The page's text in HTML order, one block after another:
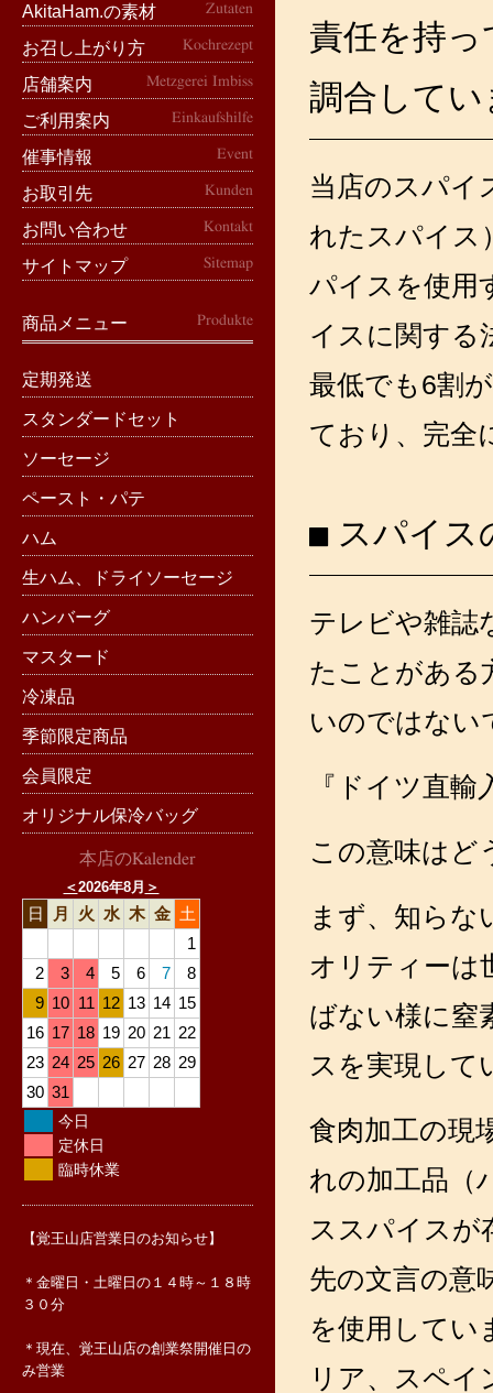
AkitaHam.の素材 Zutaten
お召し上がり方 Kochrezept
店舗案内 Metzgerei Imbiss
ご利用案内 Einkaufshilfe
催事情報 Event
お取引先 Kunden
お問い合わせ Kontakt
サイトマップ Sitemap
商品メニュー Produkte
定期発送
スタンダードセット
ソーセージ
ペースト・パテ
ハム
生ハム、ドライソーセージ
ハンバーグ
マスタード
冷凍品
季節限定商品
会員限定
オリジナル保冷バッグ
本店のKalender
＜2026年8月 ＞
日 月 火 水 木 金 土
1
2
3 4 5 6 7
8
9 10 11 12 13 14 15
16 17 18 19 20 21 22
23 24 25 26 27 28 29
30 31
今日
定休日
臨時休業
【覚王山店営業日のお知らせ】
＊金曜日・土曜日の１４時～１８時
３０分
＊現在、覚王山店の創業祭開催日の
み営業
責任を持
調合して
当店のスパイ
れたスパイス
パイスを使用
イスに関する
最低でも6割
ており、完全
スパイス
テレビや雑誌
たことがある
いのではない
『ドイツ直
この意味はど
まず、知ら
オリティーは
ばない様に窒
スを実現して
食肉加工の現
れの加工品（
ススパイスが
先の文言の意
を使用してい
リア、スペイ